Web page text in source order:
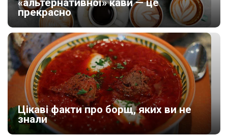
«альтернативної» кави — це
прекрасно
Цікаві факти про борщ, яких ви не
знали